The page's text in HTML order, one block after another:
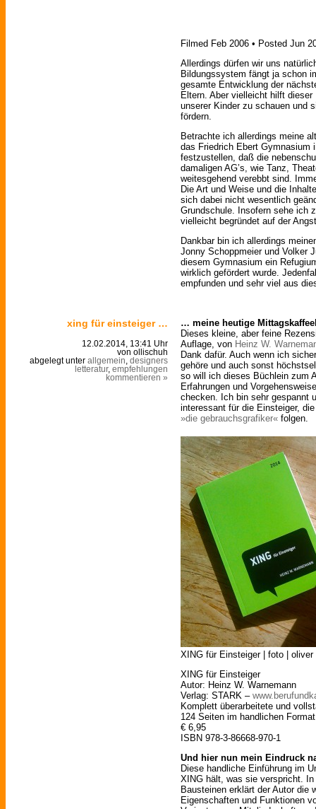
Filmed Feb 2006 • Posted Jun
Allerdings dürfen wir uns
Bildungssystem fängt ja schon
gesamte Entwicklung der
Eltern. Aber vielleicht hilft
unserer Kinder zu schauen und
fördern.
Betrachte ich allerdings meine
das Friedrich Ebert Gymnasium
festzustellen, daß die
damaligen AG’s, wie Tanz,
weitesgehend verebbt sind.
Die Art und Weise und die
sich dabei nicht wesentlich
Grundschule. Insofern sehe ich
vielleicht begründet auf der
Dankbar bin ich allerdings
Jonny Schoppmeier und Volker
diesem Gymnasium ein
wirklich gefördert wurde.
empfunden und sehr viel aus
xing für einsteiger …
12.02.2014, 13:41 Uhr
von ollischuh
abgelegt unter allgemein designers
letteratur, empfehlungen
kommentieren »
… meine heutige
Dieses kleine, aber feine
Auflage, von Heinz W.
Dank dafür. Auch wenn ich
gehöre und auch sonst
so will ich dieses Büchlein zum
Erfahrungen und
checken. Ich bin sehr gespannt
interessant für die Einsteiger,
»die gebrauchsgrafiker« folgen.
XING für Einsteiger | foto | oliver
XING für Einsteiger
Autor: Heinz W. Warnemann
Verlag: STARK –
Komplett überarbeitete und
124 Seiten im handlichen
€ 6,95
ISBN 978-3-86668-970-1
Und hier nun mein Eindruck
Diese handliche Einführung im
XING hält, was sie verspricht.
Bausteinen erklärt der Autor die
Eigenschaften und Funktionen